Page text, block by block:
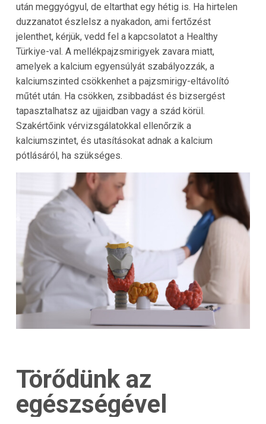
után meggyógyul, de eltarthat egy hétig is. Ha hirtelen
duzzanatot észlelsz a nyakadon, ami fertőzést
jelenthet, kérjük, vedd fel a kapcsolatot a Healthy
Türkiye-val. A mellékpajzsmirigyek zavara miatt,
amelyek a kalcium egyensúlyát szabályozzák, a
kalciumszinted csökkenhet a pajzsmirigy-eltávolító
műtét után. Ha csökken, zsibbadást és bizsergést
tapasztalhatsz az ujjaidban vagy a szád körül.
Szakértőink vérvizsgálatokkal ellenőrzik a
kalciumszintet, és utasításokat adnak a kalcium
pótlásáról, ha szükséges.
Törődünk az
egészségével